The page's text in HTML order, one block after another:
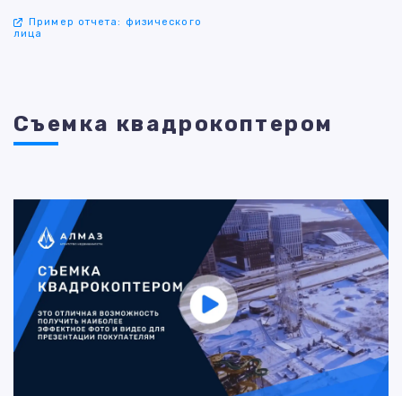
Пример отчета: физического
лица
Съемка квадрокоптером